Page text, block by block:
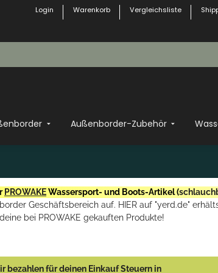
Login Warenkorb Vergleichsliste
Außenborder-Zubehör
PROWAKEWassersport- und Boots-Artikel (
Geschäftsbereich auf. HIER auf "yerd.de"
deine bei PROWAKE gekauften Produkte!
bezahlen für deinen Einkauf Steuern in